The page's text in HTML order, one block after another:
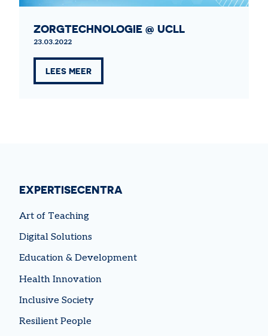
ZORGTECHNOLOGIE @ UCLL
23.03.2022
LEES MEER
EXPERTISECENTRA
Art of Teaching
Digital Solutions
Education & Development
Health Innovation
Inclusive Society
Resilient People